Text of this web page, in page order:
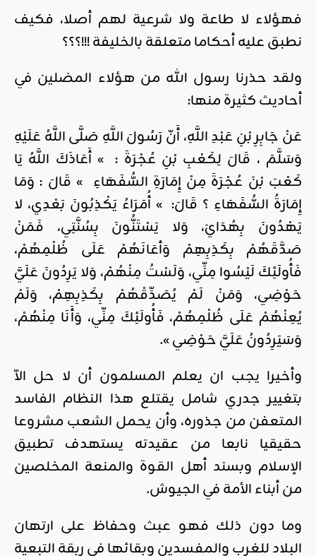
فهؤلاء لا طاعة ولا شرعية لهم أصلا، فكيف
نطبق عليه أحكاما متعلقة بالخليفة !!!؟؟؟
ولقد حذرنا رسول الله من هؤلاء المضلين في
أحاديث كثيرة منها:
عَنْ جَابِرِ بْنِ عَبْدِ اللَّهِ، أَنّ رَسُولَ اللَّهِ صَلَّى اللَّهُ عَلَيْهِ
وَسَلَّمَ ، قَالَ لِكَعْبِ بْنِ عُجْرَةَ : » أَعَاذَكَ اللَّهُ يَا
كَعْبَ بْنَ عُجْرَةَ مِنْ إِمَارَةِ السُّفَهَاءِ » قَالَ : وَمَا
إِمَارَةُ السُّفَهَاءِ ؟ قَالَ: » أُمَرَاءُ يَكْذِبُونَ بَعْدِي، لا
يَهْدُونَ بِهُدَايَ، وَلا يَسْتَنُّونَ بِسُنَّتِي، فَمَنْ
صَدَّقَهُمْ بِكَذِبِهِمْ وَأعَانَهُمْ عَلَى ظُلْمِهُمْ،
فَأُولَئِكَ لَيْسُوا مِنِّي، وَلَسْتُ مِنْهُمْ، وَلا يَرِدُونَ عَلَيَّ
حَوْضِي، وَمَنْ لَمْ يُصَدِّقْهُمْ بِكَذِبِهِمْ، وَلَمْ
يُعِنْهُمْ عَلَى ظُلْمِهُمْ، فَأُولَئِكَ مِنِّي، وَأَنَا مِنْهُمْ،
وَسَيَرِدُونُ عَلَيَّ حَوْضِي ».
وأخيرا يجب ان يعلم المسلمون أن لا حل الاّ
بتغيير جدري شامل يقتلع هذا النظام الفاسد
المتعفن من جذوره، وأن يحمل الشعب مشروعا
حقيقيا نابعا من عقيدته يستهدف تطبيق
الإسلام وبسند أهل القوة والمنعة المخلصين
من أبناء الأمة في الجيوش.
وما دون ذلك فهو عبث وحفاظ على ارتهان
البلاد للغرب والمفسدين وبقائها في ربقة التبعية